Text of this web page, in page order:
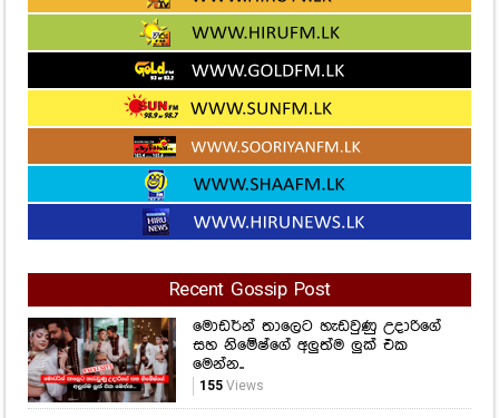
Recent Gossip Post
මොඩර්න් තාලෙට හැඩවුණු උදාරිගේ
සහ නිමේෂ්ගේ අලුත්ම ලුක් එක
මෙන්න..
155Views